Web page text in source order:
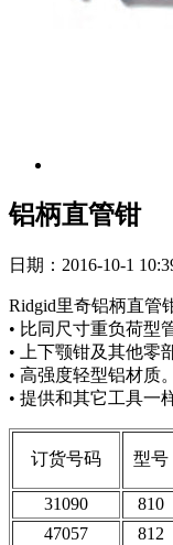
铝柄直管钳
日期：2016-10-1
Ridgid里奇铝柄直管
• 比同尺寸重负荷型
• 上下颚钳及其他零
• 高强度轻型铝材质。
• 提供和其它工具一
订货号码 型号
31090
810
47057
812